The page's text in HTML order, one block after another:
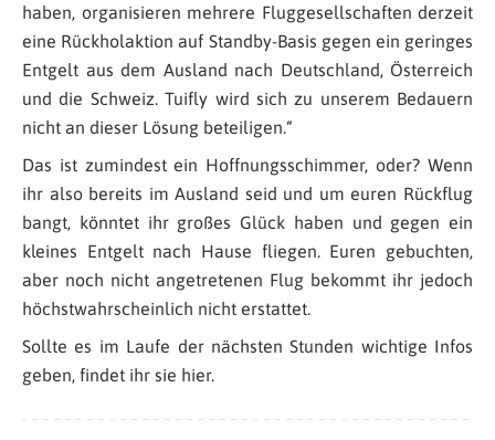
haben, organisieren mehrere Fluggesellschaften derzeit
eine Rückholaktion auf Standby-Basis gegen ein geringes
Entgelt aus dem Ausland nach Deutschland, Österreich
und die Schweiz. Tuifly wird sich zu unserem Bedauern
nicht an dieser Lösung beteiligen.“
Das ist zumindest ein Hoffnungsschimmer, oder? Wenn
ihr also bereits im Ausland seid und um euren Rückflug
bangt, könntet ihr großes Glück haben und gegen ein
kleines Entgelt nach Hause fliegen. Euren gebuchten,
aber noch nicht angetretenen Flug bekommt ihr jedoch
höchstwahrscheinlich nicht erstattet.
Sollte es im Laufe der nächsten Stunden wichtige Infos
geben, findet ihr sie hier.